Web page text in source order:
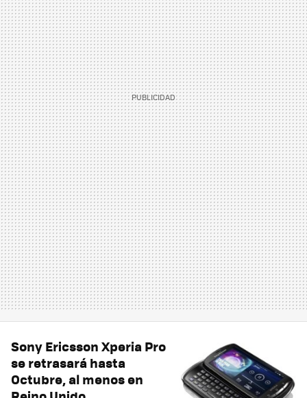
Sony Ericsson Xperia Pro
se retrasará hasta
Octubre, al menos en